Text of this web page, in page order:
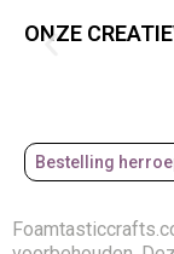
ONZE
Bestelling